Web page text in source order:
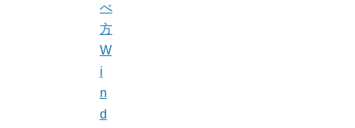
べ
方
W
i
n
d